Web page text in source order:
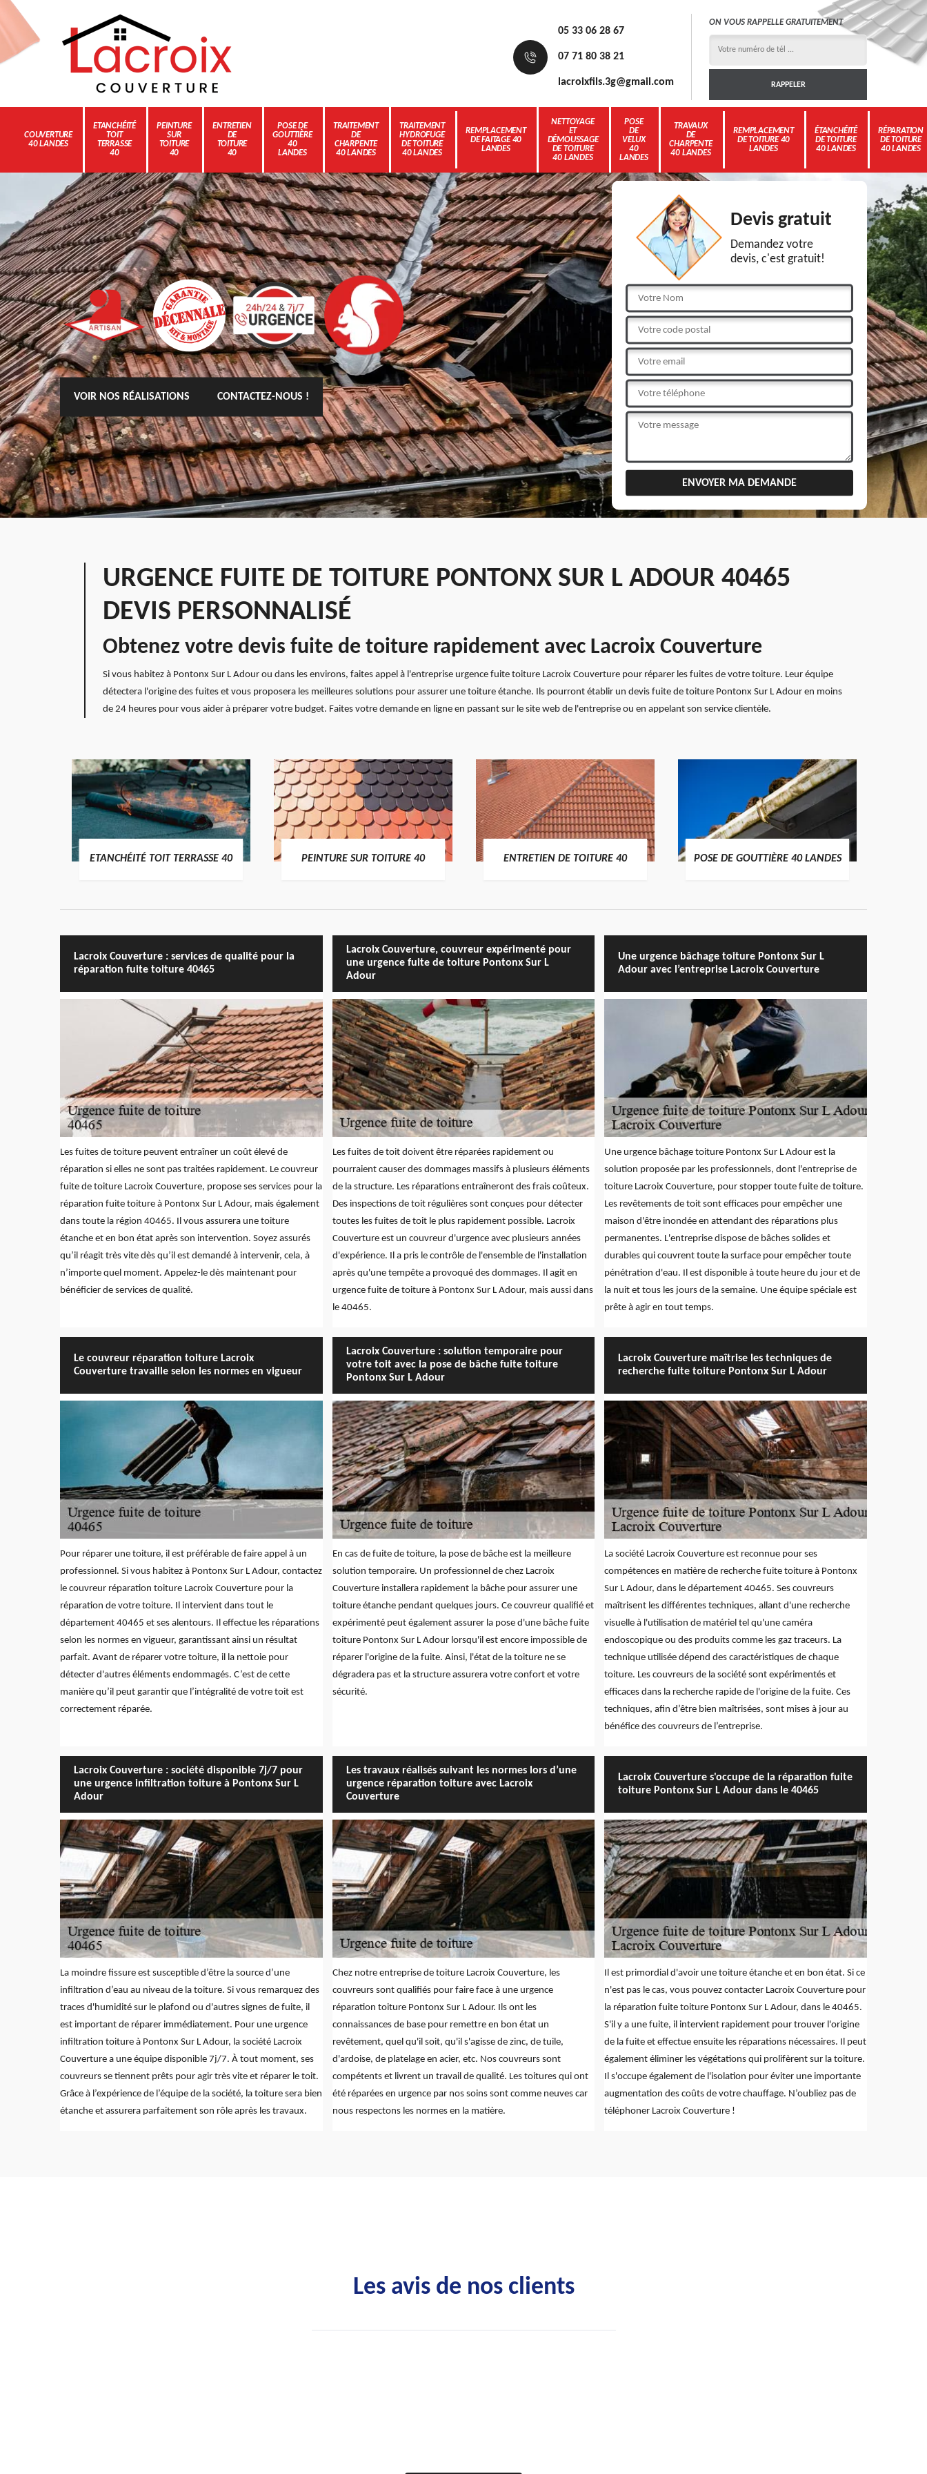
05 33 06 28 67
07 71 80 38 21
lacroixfils.3g@gmail.com
ON VOUS RAPPELLE GRATUITEMENT
COUVERTURE
40 LANDES
ETANCHÉITÉ
TOIT
TERRASSE
40
PEINTURE
SUR
TOITURE
40
ENTRETIEN
DE
TOITURE
40
POSE DE
GOUTTIÈRE
40
LANDES
TRAITEMENT
DE
CHARPENTE
40 LANDES
TRAITEMENT
HYDROFUGE
DE TOITURE
40 LANDES
REMPLACEMENT
DE FAITAGE 40
LANDES
NETTOYAGE
ET
DÉMOUSSAGE
DE TOITURE
40 LANDES
POSE
DE
VELUX
40
LANDES
TRAVAUX
DE
CHARPENTE
40 LANDES
REMPLACEMENT
DE TOITURE 40
LANDES
ÉTANCHÉITÉ
DE TOITURE
40 LANDES
RÉPARATION
DE TOITURE
40 LANDES
VOIR NOS RÉALISATIONS CONTACTEZ-NOUS !
Devis gratuit
Demandez votre
devis, c'est gratuit!
URGENCE FUITE DE TOITURE PONTONX SUR L ADOUR 40465
DEVIS PERSONNALISÉ
Obtenez votre devis fuite de toiture rapidement avec Lacroix Couverture
Si vous habitez à Pontonx Sur L Adour ou dans les environs, faites appel à l'entreprise urgence fuite toiture Lacroix Couverture pour réparer les fuites de votre toiture. Leur équipe
détectera l'origine des fuites et vous proposera les meilleures solutions pour assurer une toiture étanche. Ils pourront établir un devis fuite de toiture Pontonx Sur L Adour en moins
de 24 heures pour vous aider à préparer votre budget. Faites votre demande en ligne en passant sur le site web de l'entreprise ou en appelant son service clientèle.
ETANCHÉITÉ TOIT TERRASSE 40 PEINTURE SUR TOITURE 40 ENTRETIEN DE TOITURE 40 POSE DE GOUTTIÈRE 40 LANDES
Lacroix Couverture : services de qualité pour la
réparation fuite toiture 40465
Les fuites de toiture peuvent entraîner un coût élevé de
réparation si elles ne sont pas traitées rapidement. Le couvreur
fuite de toiture Lacroix Couverture, propose ses services pour la
réparation fuite toiture à Pontonx Sur L Adour, mais également
dans toute la région 40465. Il vous assurera une toiture
étanche et en bon état après son intervention. Soyez assurés
qu’il réagit très vite dès qu’il est demandé à intervenir, cela, à
n’importe quel moment. Appelez-le dès maintenant pour
bénéficier de services de qualité.
Lacroix Couverture, couvreur expérimenté pour
une urgence fuite de toiture Pontonx Sur L
Adour
Les fuites de toit doivent être réparées rapidement ou
pourraient causer des dommages massifs à plusieurs éléments
de la structure. Les réparations entraîneront des frais coûteux.
Des inspections de toit régulières sont conçues pour détecter
toutes les fuites de toit le plus rapidement possible. Lacroix
Couverture est un couvreur d'urgence avec plusieurs années
d'expérience. Il a pris le contrôle de l'ensemble de l'installation
après qu'une tempête a provoqué des dommages. Il agit en
urgence fuite de toiture à Pontonx Sur L Adour, mais aussi dans
le 40465.
Une urgence bâchage toiture Pontonx Sur L
Adour avec l’entreprise Lacroix Couverture
Une urgence bâchage toiture Pontonx Sur L Adour est la
solution proposée par les professionnels, dont l'entreprise de
toiture Lacroix Couverture, pour stopper toute fuite de toiture.
Les revêtements de toit sont efficaces pour empêcher une
maison d'être inondée en attendant des réparations plus
permanentes. L'entreprise dispose de bâches solides et
durables qui couvrent toute la surface pour empêcher toute
pénétration d'eau. Il est disponible à toute heure du jour et de
la nuit et tous les jours de la semaine. Une équipe spéciale est
prête à agir en tout temps.
Le couvreur réparation toiture Lacroix
Couverture travaille selon les normes en vigueur
Pour réparer une toiture, il est préférable de faire appel à un
professionnel. Si vous habitez à Pontonx Sur L Adour, contactez
le couvreur réparation toiture Lacroix Couverture pour la
réparation de votre toiture. Il intervient dans tout le
département 40465 et ses alentours. Il effectue les réparations
selon les normes en vigueur, garantissant ainsi un résultat
parfait. Avant de réparer votre toiture, il la nettoie pour
détecter d'autres éléments endommagés. C’est de cette
manière qu’il peut garantir que l’intégralité de votre toit est
correctement réparée.
Lacroix Couverture : solution temporaire pour
votre toit avec la pose de bâche fuite toiture
Pontonx Sur L Adour
En cas de fuite de toiture, la pose de bâche est la meilleure
solution temporaire. Un professionnel de chez Lacroix
Couverture installera rapidement la bâche pour assurer une
toiture étanche pendant quelques jours. Ce couvreur qualifié et
expérimenté peut également assurer la pose d'une bâche fuite
toiture Pontonx Sur L Adour lorsqu'il est encore impossible de
réparer l'origine de la fuite. Ainsi, l'état de la toiture ne se
dégradera pas et la structure assurera votre confort et votre
sécurité.
Lacroix Couverture maîtrise les techniques de
recherche fuite toiture Pontonx Sur L Adour
La société Lacroix Couverture est reconnue pour ses
compétences en matière de recherche fuite toiture à Pontonx
Sur L Adour, dans le département 40465. Ses couvreurs
maîtrisent les différentes techniques, allant d'une recherche
visuelle à l'utilisation de matériel tel qu'une caméra
endoscopique ou des produits comme les gaz traceurs. La
technique utilisée dépend des caractéristiques de chaque
toiture. Les couvreurs de la société sont expérimentés et
efficaces dans la recherche rapide de l'origine de la fuite. Ces
techniques, afin d’être bien maîtrisées, sont mises à jour au
bénéfice des couvreurs de l’entreprise.
Lacroix Couverture : société disponible 7j/7 pour
une urgence infiltration toiture à Pontonx Sur L
Adour
La moindre fissure est susceptible d’être la source d’une
infiltration d’eau au niveau de la toiture. Si vous remarquez des
traces d'humidité sur le plafond ou d'autres signes de fuite, il
est important de réparer immédiatement. Pour une urgence
infiltration toiture à Pontonx Sur L Adour, la société Lacroix
Couverture a une équipe disponible 7j/7. À tout moment, ses
couvreurs se tiennent prêts pour agir très vite et réparer le toit.
Grâce à l’expérience de l’équipe de la société, la toiture sera bien
étanche et assurera parfaitement son rôle après les travaux.
Les travaux réalisés suivant les normes lors d’une
urgence réparation toiture avec Lacroix
Couverture
Chez notre entreprise de toiture Lacroix Couverture, les
couvreurs sont qualifiés pour faire face à une urgence
réparation toiture Pontonx Sur L Adour. Ils ont les
connaissances de base pour remettre en bon état un
revêtement, quel qu'il soit, qu'il s'agisse de zinc, de tuile,
d'ardoise, de platelage en acier, etc. Nos couvreurs sont
compétents et livrent un travail de qualité. Les toitures qui ont
été réparées en urgence par nos soins sont comme neuves car
nous respectons les normes en la matière.
Lacroix Couverture s'occupe de la réparation fuite
toiture Pontonx Sur L Adour dans le 40465
Il est primordial d'avoir une toiture étanche et en bon état. Si ce
n'est pas le cas, vous pouvez contacter Lacroix Couverture pour
la réparation fuite toiture Pontonx Sur L Adour, dans le 40465.
S'il y a une fuite, il intervient rapidement pour trouver l'origine
de la fuite et effectue ensuite les réparations nécessaires. Il peut
également éliminer les végétations qui prolifèrent sur la toiture.
Il s'occupe également de l'isolation pour éviter une importante
augmentation des coûts de votre chauffage. N’oubliez pas de
téléphoner Lacroix Couverture !
Les avis de nos clients